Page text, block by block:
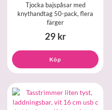
Tjocka bajspåsar med
knythandtag 50-pack, flera
färger
29 kr
Köp